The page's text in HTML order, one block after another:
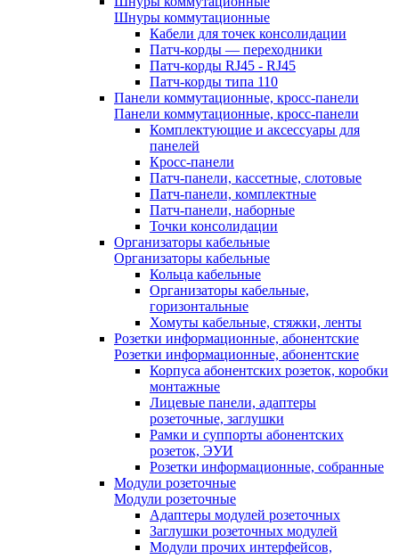
Шнуры коммутационные
Кабели для точек консолидации
Патч-корды — переходники
Патч-корды RJ45 - RJ45
Патч-корды типа 110
Панели коммутационные, кросс-панели
Панели коммутационные, кросс-панели
Комплектующие и аксессуары для
панелей
Кросс-панели
Патч-панели, кассетные, слотовые
Патч-панели, комплектные
Патч-панели, наборные
Точки консолидации
Организаторы кабельные
Организаторы кабельные
Кольца кабельные
Организаторы кабельные,
горизонтальные
Хомуты кабельные, стяжки, ленты
Розетки информационные, абонентские
Розетки информационные, абонентские
Корпуса абонентских розеток, коробки
монтажные
Лицевые панели, адаптеры
розеточные, заглушки
Рамки и суппорты абонентских
розеток, ЭУИ
Розетки информационные, собранные
Модули розеточные
Модули розеточные
Адаптеры модулей розеточных
Заглушки розеточных модулей
Модули прочих интерфейсов,